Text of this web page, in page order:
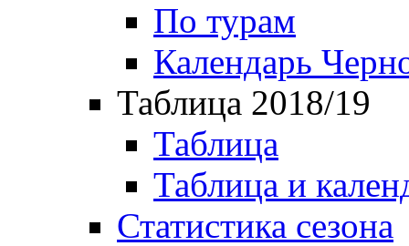
По турам
Календарь
Таблица 2018/19
Таблица
Таблица и
Статистика сезона